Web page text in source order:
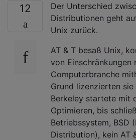
12
Der Unterschied
Distributionen geht
Unix zurück.
AT & T besaß Unix,
von Einschränkungen
Computerbranche
Grund lizenzierten sie
Berkeley startete mit
Optimieren, bis
Betriebssystem, BSD
Distribution), kein AT